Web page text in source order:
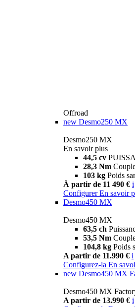
Offroad
new Desmo250 MX
Desmo250 MX
En savoir plus
44,5 cv
28,3 Nm
103 kg Poids
À partir de 11 490 € i
Configurer En savoir
Desmo450 MX
Desmo450 MX
63,5 ch
53,5 Nm
104,8 kg Poids
A partir de 11.990 € i
Configurez-la En
new Desmo450 MX
Desmo450 MX
A partir de 13.990 € i